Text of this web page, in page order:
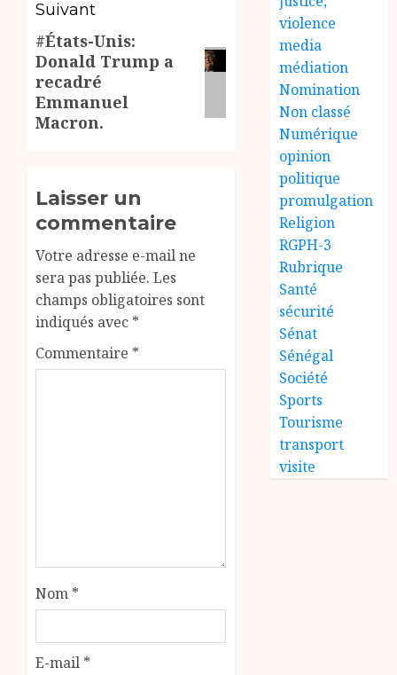
Suivant
Article
suivant:
#États-Unis:
Donald Trump a
recadré
Emmanuel
Macron.
Laisser un
commentaire
Votre adresse e-mail ne
sera pas publiée. Les
champs obligatoires sont
indiqués avec *
Commentaire *
Nom *
E-mail *
violence
media
médiation
Nomination
Non classé
Numérique
opinion
politique
promulgation
Religion
RGPH-3
Rubrique
Santé
sécurité
Sénat
Sénégal
Société
Sports
Tourisme
transport
visite